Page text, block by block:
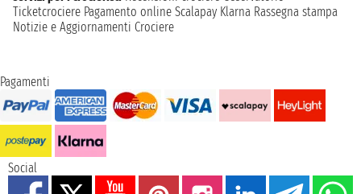
Ticketcrociere Pagamento online Scalapay Klarna Rassegna stampa
Notizie e Aggiornamenti Crociere
Pagamenti
Social